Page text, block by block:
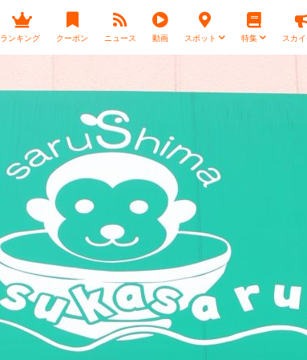
ランキング クーポン ニュース 動画 スポット 特集 スカ